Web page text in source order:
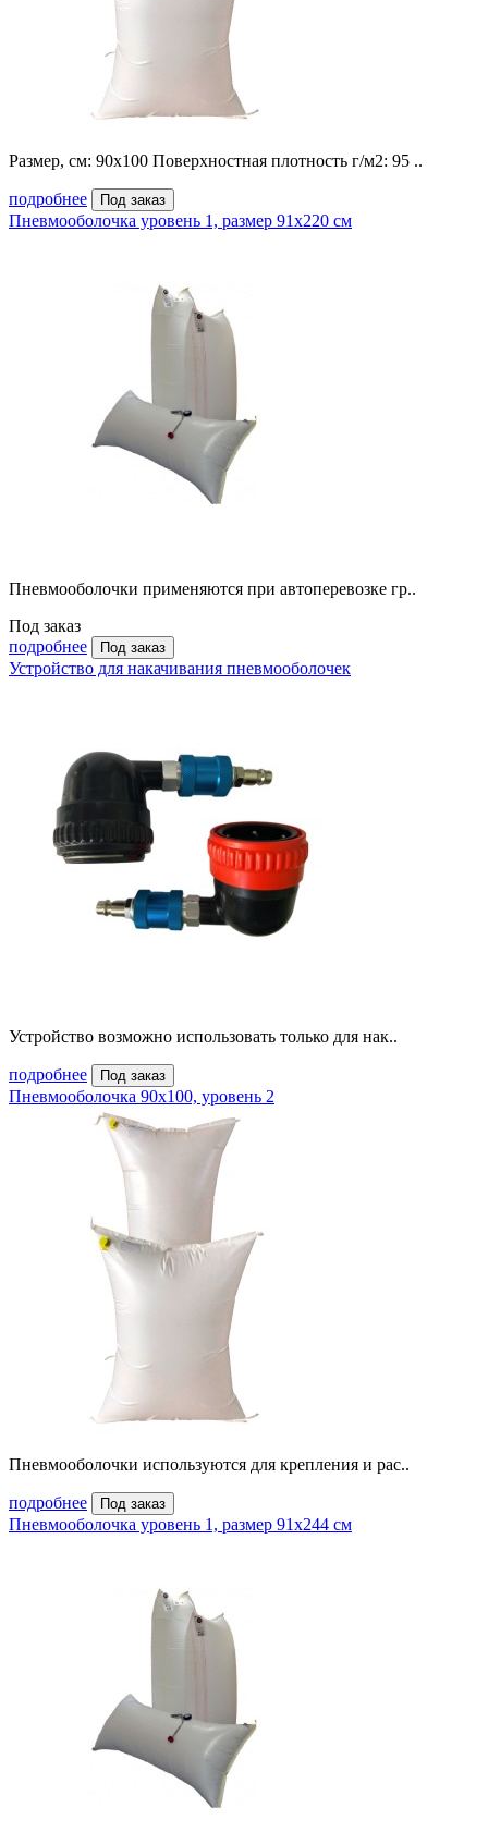
Размер, см: 90х100 Поверхностная плотность г/м2: 95 ..
подробнее Под заказ
Пневмооболочка уровень 1, размер 91x220 см
Пневмооболочки применяются при автоперевозке гр..
Под заказ
подробнее
Под заказ
Устройство для накачивания пневмооболочек
Устройство возможно использовать только для нак..
подробнее Под заказ
Пневмооболочка 90х100, уровень 2
Пневмооболочки используются для крепления и рас..
подробнее Под заказ
Пневмооболочка уровень 1, размер 91x244 см